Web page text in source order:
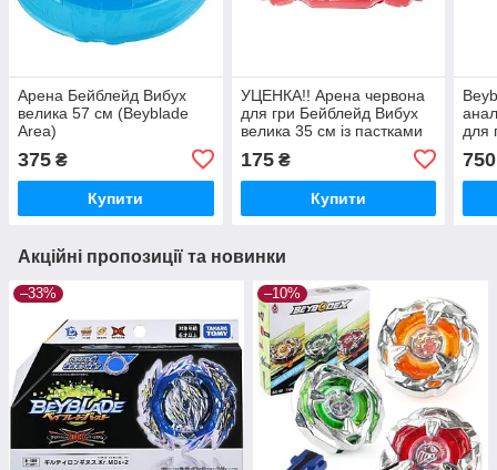
Арена Бейблейд Вибух
велика 57 см (Beyblade
Area)
375 ₴
Купити
УЦЕНКА!! Арена червона
для гри Бейблейд Вибух
велика 35 см із пастками
175₴
Купити
для
750
Акційні пропозиції та новинки
–33% –10%